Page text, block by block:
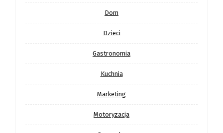
Dom
Dzieci
Gastronomia
Kuchnia
Marketing
Motoryzacja